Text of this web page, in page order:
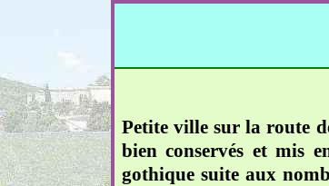
Petite ville sur la route
bien conservés et mis
gothique suite aux